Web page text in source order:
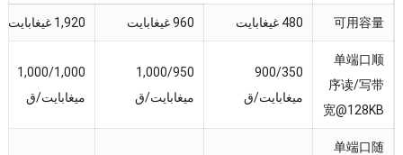
可用容量 480 غيغابايت 960 غيغابايت 1,920 غيغابايت
单端口顺
序读/写带
宽@128KB
900/350
ميغابايت/ق
1,000/950
ميغابايت/ق
1,000/1,000
ميغابايت/ق
单端口随